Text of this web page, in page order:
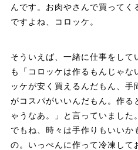
んです。お肉やさんで買ってく
ですよね、コロッケ。
そういえば、一緒に仕事をして
も「コロッケは作るもんじゃな
ッケが安く買えるんだもん、
がコスパがいいんだもん。作る
ゃうなあ。」と言っていました。
でもね、時々は手作りもいいか
の。いっぺんに作って冷凍して